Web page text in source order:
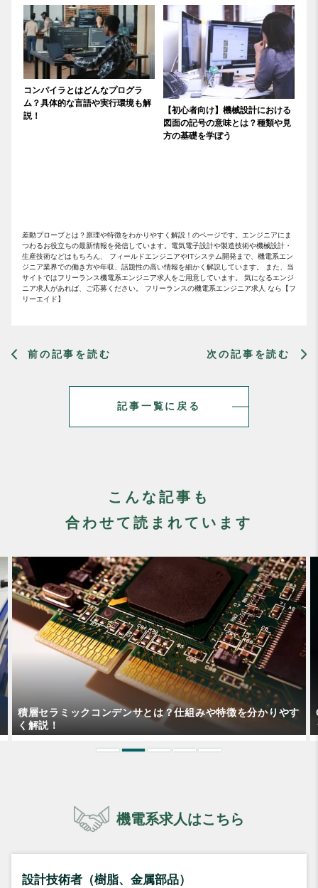
コンパイラとはどんなプログラ
ム？具体的な言語や実行環境も解
説！
【初心者向け】機械設計における
図面の記号の意味とは？種類や見
方の基礎を学ぼう
差動プローブとは？原理や特徴をわかりやすく解説！のページです。エンジニアにま
つわるお役立ちの最新情報を発信しています。電気電子設計や製造技術や機械設計・
生産技術などはもちろん、 フィールドエンジニアやITシステム開発まで、機電系エン
ジニア業界での働き方や年収、話題性の高い情報を細かく解説しています。 また、当
サイトではフリーランス機電系エンジニア求人をご用意しています。 気になるエンジ
ニア求人があれば、ご応募ください。 フリーランスの機電系エンジニア求人 なら【フ
リーエイド】
前の記事を読む
記事一覧に戻る
次の記事を読む
こんな記事も
合わせて読まれています
QAエンジニアのスキルと経験を活かして今よりキャリアア
ップするには？
機電系求人はこちら
設計技術者（樹脂、金属部品）